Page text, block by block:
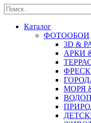
Каталог
ФОТООБОИ
3D &
АРКИ
МОРЯ